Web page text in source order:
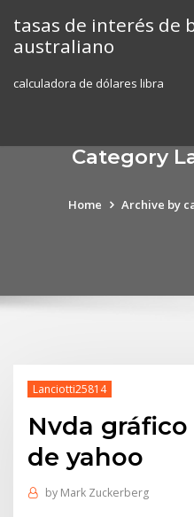
content
tasas de interés de
australiano
calculadora de dólares libra
Category
Home Archive by
Lanciotti25814
Nvda
de yahoo
by Mark Zuckerberg